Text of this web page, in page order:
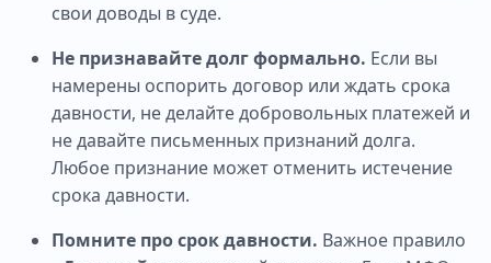
свои доводы в суде.
Не признавайте долг формально. Если вы
намерены оспорить договор или ждать срока
давности, не делайте добровольных платежей и
не давайте письменных признаний долга.
Любое признание может отменить истечение
срока давности.
Помните про срок давности. Важное правило